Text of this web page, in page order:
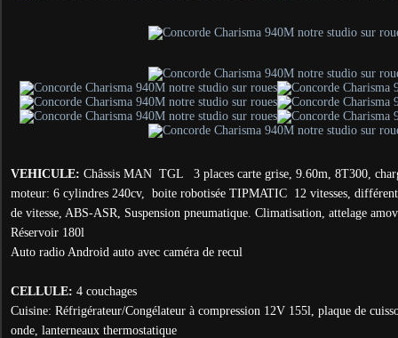
VEHICULE: Châssis MAN TGL 3 places carte grise, 9.60m, 8T300,
moteur: 6 cylindres 240cv, boite robotisée TIPMATIC 12 vitesses,
de vitesse, ABS-ASR, Suspension pneumatique. Climatisation, attelage
Réservoir 180l
Auto radio Android auto avec caméra de recul
CELLULE: 4 couchages
Cuisine: Réfrigérateur/Congélateur à compression 12V 155l, plaque de
onde, lanterneaux thermostatique